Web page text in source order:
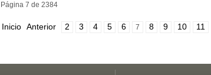
Página 7 de 2384
Inicio Anterior 2 3 4 5 6 7 8 9 10 11